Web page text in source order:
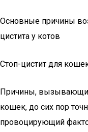
Основные причины
цистита у котов
Стоп-цистит для
Причины, вызывающие
кошек, до сих пор
провоцирующий